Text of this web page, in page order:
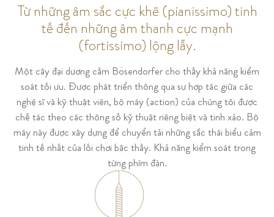
Từ những âm sắc cực khẽ (pianissimo) tinh
tế đến những âm thanh cực mạnh
(fortissimo) lộng lẫy.
Một cây đại dương cầm Bösendorfer cho thấy khả năng kiểm
soát tối ưu. Được phát triển thông qua sự hợp tác giữa các
nghệ sĩ và kỹ thuật viên, bộ máy (action) của chúng tôi được
chế tác theo các thông số kỹ thuật riêng biệt và tinh xảo. Bộ
máy này được xây dựng để chuyển tải những sắc thái biểu cảm
tinh tế nhất của lối chơi bậc thầy. Khả năng kiểm soát trong
từng phím đàn.